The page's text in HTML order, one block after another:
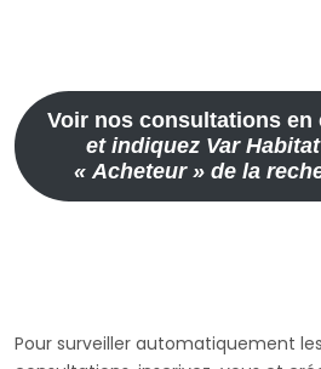
Voir nos consultations en
et indiquez Var
« Acheteur » de la
Pour surveiller automatiquement